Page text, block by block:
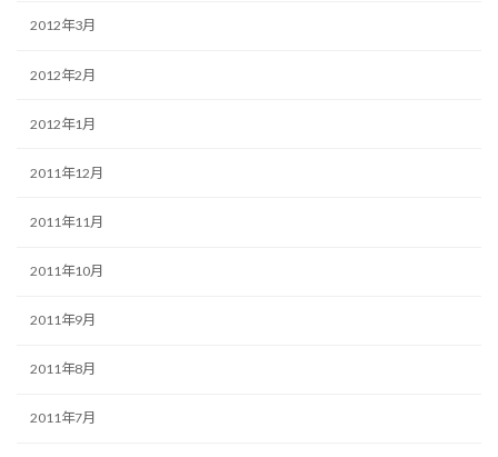
2012年3月
2012年2月
2012年1月
2011年12月
2011年11月
2011年10月
2011年9月
2011年8月
2011年7月